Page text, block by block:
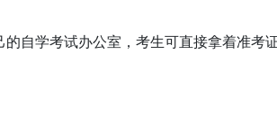
的自学考试办公室，考生可直接拿着准考